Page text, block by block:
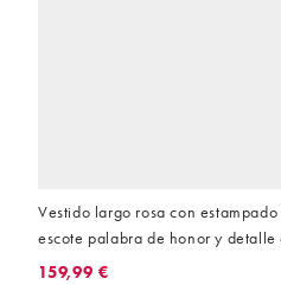
Vestido largo rosa con
escote palabra de honor y
corsé Lola de Bardot
159,99 €